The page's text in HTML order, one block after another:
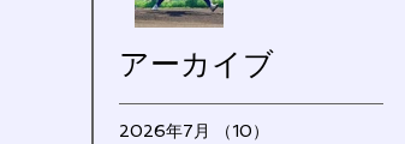
アーカイブ
2026年7月 （10）